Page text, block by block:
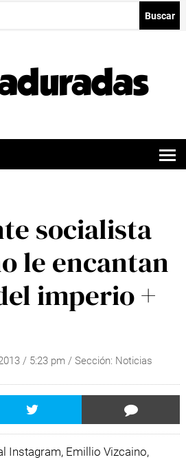
socialista
le encantan
imperio +
/ 5:23 pm / Sección: Noticias
Instagram, Emillio Vizcaino,